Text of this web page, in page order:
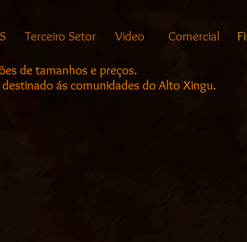
Terceiro Setor Video Comercial
de tamanhos e preços.
ás comunidades do Alto Xingu.